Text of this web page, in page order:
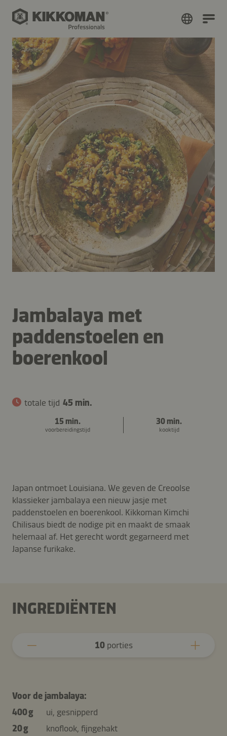
Jambalaya met
paddenstoelen en
boerenkool
totale tijd 45 min.
15 min.
voorbereidingstijd
30 min.
kooktijd
Japan ontmoet Louisiana. We geven de Creoolse
klassieker jambalaya een nieuw jasje met
paddenstoelen en boerenkool. Kikkoman Kimchi
Chilisaus biedt de nodige pit en maakt de smaak
helemaal af. Het gerecht wordt gegarneerd met
Japanse furikake.
INGREDIËNTEN
10porties
Voor de jambalaya:
400 g
ui, gesnipperd
20 g
knoflook, fijngehakt